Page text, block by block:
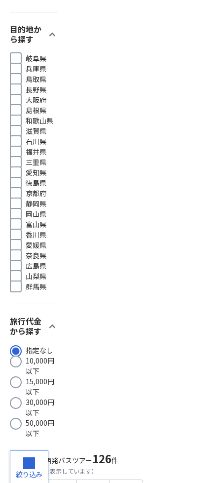
目的地か
ら探す
expand_more
岐阜県
兵庫県
鳥取県
長野県
大阪府
島根県
和歌山県
滋賀県
石川県
福井県
三重県
愛知県
徳島県
京都府
静岡県
岡山県
富山県
香川県
愛媛県
奈良県
広島県
山梨県
群馬県
旅行代金
から探す
expand_more
指定なし
10,000円
以下
15,000円
以下
30,000円
以下
50,000円
以下
絞り込み
検索結果 関西発バスツアー126件
1～20件目を表示しています）